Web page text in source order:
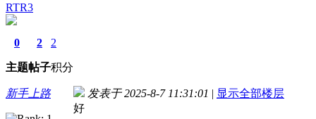
RTR3
0
主题
2
帖子
2
积分
新手上路 发表于 2025-8-7 11:31:01 | 显示全部楼层
好